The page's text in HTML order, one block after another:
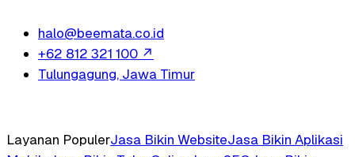
halo@beemata.co.id
+62 812 321 100 ↗
Tulungagung, Jawa Timur
Layanan PopulerJasa Bikin WebsiteJasa Bikin Aplikasi